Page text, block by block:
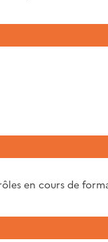
en cours de